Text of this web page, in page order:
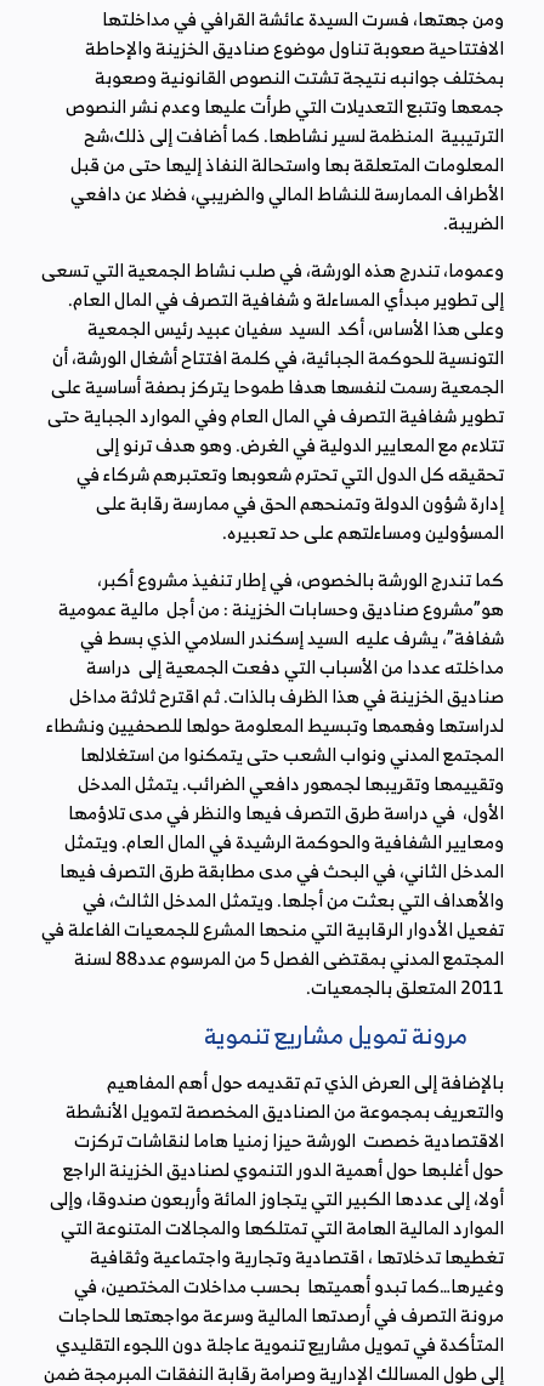
ومن جهتها، فسرت السيدة عائشة القرافي في مداخلتها
الافتتاحية صعوبة تناول موضوع صناديق الخزينة والإحاطة
بمختلف جوانبه نتيجة تشتت النصوص القانونية وصعوبة
جمعها وتتبع التعديلات التي طرأت عليها وعدم نشر النصوص
الترتيبية المنظمة لسير نشاطها. كما أضافت إلى ذلك،شح
المعلومات المتعلقة بها واستحالة النفاذ إليها حتى من قبل
الأطراف الممارسة للنشاط المالي والضريبي، فضلا عن دافعي
الضريبة.
وعموما، تندرج هذه الورشة، في صلب نشاط الجمعية التي تسعى
إلى تطوير مبدأي المساءلة و شفافية التصرف في المال العام.
وعلى هذا الأساس، أكد السيد سفيان عبيد رئيس الجمعية
التونسية للحوكمة الجبائية، في كلمة افتتاح أشغال الورشة، أن
الجمعية رسمت لنفسها هدفا طموحا يتركز بصفة أساسية على
تطوير شفافية التصرف في المال العام وفي الموارد الجباية حتى
تتلاءم مع المعايير الدولية في الغرض. وهو هدف ترنو إلى
تحقيقه كل الدول التي تحترم شعوبها وتعتبرهم شركاء في
إدارة شؤون الدولة وتمنحهم الحق في ممارسة رقابة على
المسؤولين ومساءلتهم على حد تعبيره.
كما تندرج الورشة بالخصوص، في إطار تنفيذ مشروع أكبر،
هو”مشروع صناديق وحسابات الخزينة : من أجل مالية عمومية
شفافة”، يشرف عليه السيد إسكندر السلامي الذي بسط في
مداخلته عددا من الأسباب التي دفعت الجمعية إلى دراسة
صناديق الخزينة في هذا الظرف بالذات. ثم اقترح ثلاثة مداخل
لدراستها وفهمها وتبسيط المعلومة حولها للصحفيين ونشطاء
المجتمع المدني ونواب الشعب حتى يتمكنوا من استغلالها
وتقييمها وتقريبها لجمهور دافعي الضرائب. يتمثل المدخل
الأول، في دراسة طرق التصرف فيها والنظر في مدى تلاؤمها
ومعايير الشفافية والحوكمة الرشيدة في المال العام. ويتمثل
المدخل الثاني، في البحث في مدى مطابقة طرق التصرف فيها
والأهداف التي بعثت من أجلها. ويتمثل المدخل الثالث، في
تفعيل الأدوار الرقابية التي منحها المشرع للجمعيات الفاعلة في
المجتمع المدني بمقتضى الفصل 5 من المرسوم عدد88 لسنة
2011 المتعلق بالجمعيات.
مرونة تمويل مشاريع تنموية
بالإضافة إلى العرض الذي تم تقديمه حول أهم المفاهيم
والتعريف بمجموعة من الصناديق المخصصة لتمويل الأنشطة
الاقتصادية خصصت الورشة حيزا زمنيا هاما لنقاشات تركزت
حول أغلبها حول أهمية الدور التنموي لصناديق الخزينة الراجع
أولا، إلى عددها الكبير التي يتجاوز المائة وأربعون صندوقا، وإلى
الموارد المالية الهامة التي تمتلكها والمجالات المتنوعة التي
تغطيها تدخلاتها ، اقتصادية وتجارية واجتماعية وثقافية
وغيرها…كما تبدو أهميتها بحسب مداخلات المختصين، في
مرونة التصرف في أرصدتها المالية وسرعة مواجهتها للحاجات
المتأكدة في تمويل مشاريع تنموية عاجلة دون اللجوء التقليدي
إلى طول المسالك الإدارية وصرامة رقابة النفقات المبرمجة ضمن